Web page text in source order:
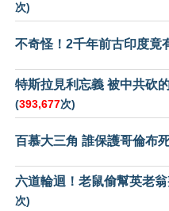
次)
不奇怪！2千年前古印度竟
特斯拉見利忘義 被中共砍
(393,677次)
百慕大三角 誰保護哥倫布
六道輪迴！老鼠偷幫英老
次)